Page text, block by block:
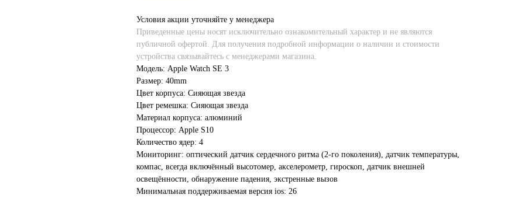
Условия акции уточняйте у менеджера
Приведенные цены носят исключительно ознакомительный характер и не являются
публичной офертой. Для получения подробной информации о наличии и стоимости
устройства связывайтесь с менеджерами магазина.
Модель: Apple Watch SE 3
Размер: 40mm
Цвет корпуса: Сияющая звезда
Цвет ремешка: Сияющая звезда
Материал корпуса: алюминий
Процессор: Apple S10
Количество ядер: 4
Мониторинг: оптический датчик сердечного ритма (2‑го поколения), датчик температуры,
компас, всегда включённый высотомер, акселерометр, гироскоп, датчик внешней
освещённости, обнаружение падения, экстренные вызов
Минимальная поддерживаемая версия ios: 26